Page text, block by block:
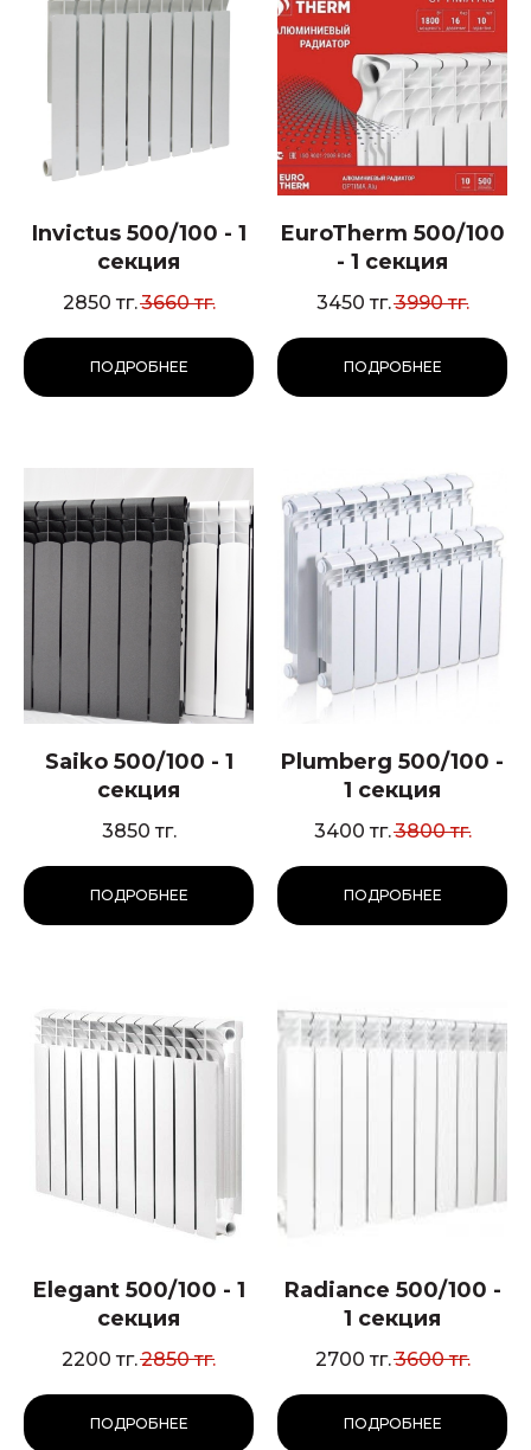
Invictus 500/100 - 1
секция
2850 тг.3660 тг.
ПОДРОБНЕЕ
EuroTherm 500/100
- 1 секция
3450 тг.3990 тг.
ПОДРОБНЕЕ
Saiko 500/100 - 1
секция
3850 тг.
ПОДРОБНЕЕ
Plumberg 500/100 -
1 секция
3400 тг.3800 тг.
ПОДРОБНЕЕ
Elegant 500/100 - 1
секция
2200 тг.2850 тг.
ПОДРОБНЕЕ
Radiance 500/100 -
1 секция
2700 тг.3600 тг.
ПОДРОБНЕЕ